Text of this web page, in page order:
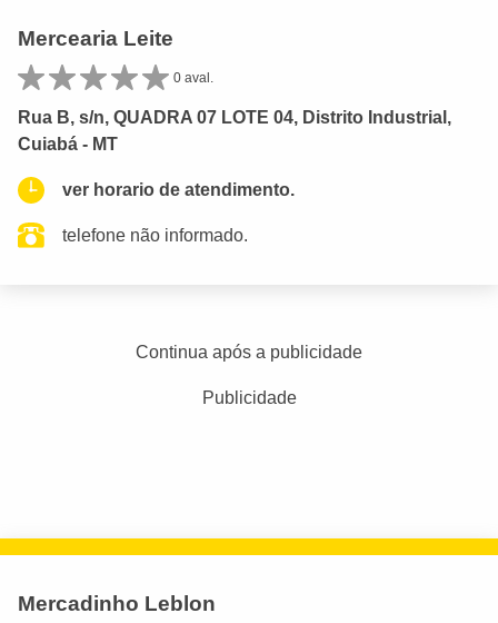
Mercearia Leite
0 aval.
Rua B, s/n, QUADRA 07 LOTE 04, Distrito Industrial,
Cuiabá - MT
ver horario de atendimento.
telefone não informado.
Continua após a publicidade
Publicidade
Mercadinho Leblon